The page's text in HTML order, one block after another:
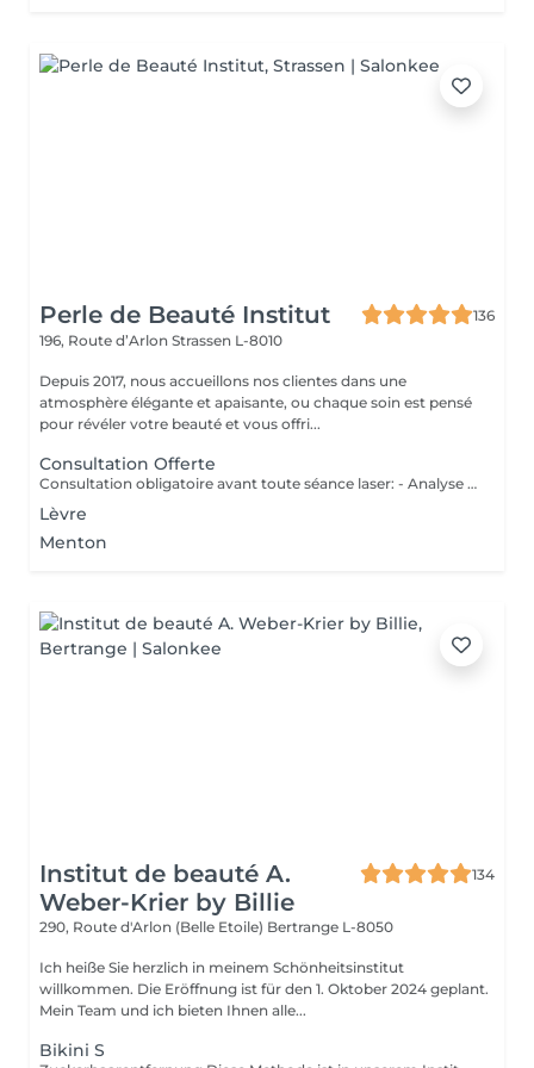
Perle de Beauté Institut
136
196, Route d’Arlon Strassen L-8010
Depuis 2017, nous accueillons nos clientes dans une
atmosphère élégante et apaisante, ou chaque soin est pensé
pour révéler votre beauté et vous offri...
Consultation Offerte
Consultation obligatoire avant toute séance laser: - Analyse personnalisée de votre peau et pilosité - Vérification des contre-indications - Plan de séances adapté à votre corps - Technologie sure et efficace
Lèvre
Menton
Institut de beauté A.
Weber-Krier by Billie
134
290, Route d'Arlon (Belle Etoile) Bertrange L-8050
Ich heiße Sie herzlich in meinem Schönheitsinstitut
willkommen. Die Eröffnung ist für den 1. Oktober 2024 geplant.
Mein Team und ich bieten Ihnen alle...
Bikini S